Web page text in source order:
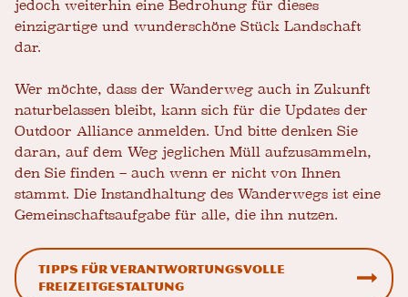
jedoch weiterhin eine Bedrohung für dieses
einzigartige und wunderschöne Stück Landschaft
dar.
Wer möchte, dass der Wanderweg auch in Zukunft
naturbelassen bleibt, kann sich für die Updates der
Outdoor Alliance anmelden. Und bitte denken Sie
daran, auf dem Weg jeglichen Müll aufzusammeln,
den Sie finden – auch wenn er nicht von Ihnen
stammt. Die Instandhaltung des Wanderwegs ist eine
Gemeinschaftsaufgabe für alle, die ihn nutzen.
Tipps für verantwortungsvolle
Freizeitgestaltung